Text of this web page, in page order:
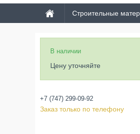
Строительные
В наличии
Цену уточняйте
+7 (747) 299-09-92
Заказ только по телефону